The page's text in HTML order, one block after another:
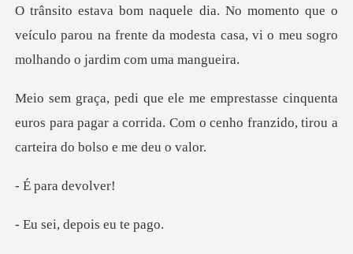
e o
veículo parou na frente da modesta casa, vi
enta
euros para pagar a corrida. Com o cenho fran
ra dev
depois e